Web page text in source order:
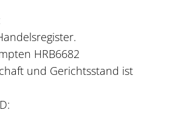
HRB6682
und Gerichtsstand ist